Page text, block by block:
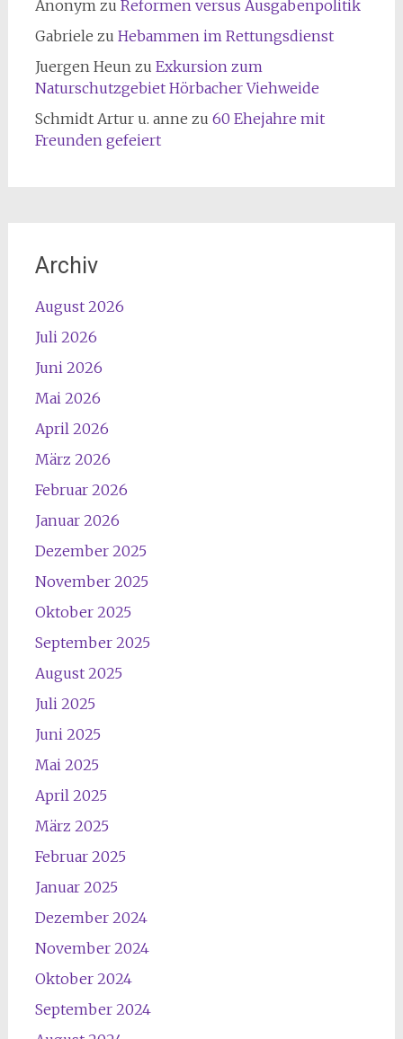
Anonym zu Reformen versus Ausgabenpolitik
Gabriele zu Hebammen im Rettungsdienst
Juergen Heun zu Exkursion zum
Naturschutzgebiet Hörbacher Viehweide
Schmidt Artur u. anne zu 60 Ehejahre mit
Freunden gefeiert
Archiv
August 2026
Juli 2026
Juni 2026
Mai 2026
April 2026
März 2026
Februar 2026
Januar 2026
Dezember 2025
November 2025
Oktober 2025
September 2025
August 2025
Juli 2025
Juni 2025
Mai 2025
April 2025
März 2025
Februar 2025
Januar 2025
Dezember 2024
November 2024
Oktober 2024
September 2024